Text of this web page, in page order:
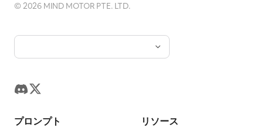
©2026 MIND MOTOR PTE. LTD.
プロンプト リソース